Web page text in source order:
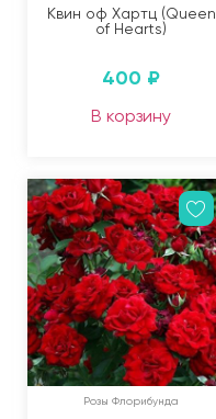
Квин оф Хартц (Queen
of Hearts)
400 ₽
В корзину
Розы Флорибунда